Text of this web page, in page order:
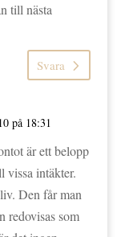
till nästa
Svara
på 18:31
är ett belopp
vissa intäkter.
Den får man
redovisas som